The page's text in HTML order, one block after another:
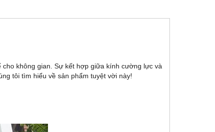
không gian. Sự kết hợp giữa kính cường lực và
tôi tìm hiểu về sản phẩm tuyệt vời này!